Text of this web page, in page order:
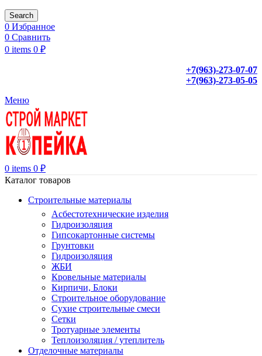
Search
0 Избранное
0 Сравнить
0 items 0 ₽
+7(963)-273-07-07
+7(963)-273-05-05
Меню
0 items 0 ₽
Каталог товаров
Строительные материалы
Асбестотехнические изделия
Гидроизоляция
Гипсокартонные системы
Грунтовки
Гидроизоляция
ЖБИ
Кровельные материалы
Кирпичи, Блоки
Строительное оборудование
Сухие строительные смеси
Сетки
Тротуарные элементы
Теплоизоляция / утеплитель
Отделочные материалы